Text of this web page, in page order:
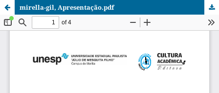
mirella-gil, Apresentação.pdf